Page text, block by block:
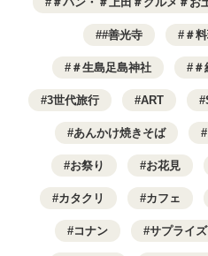
#善光寺 ＃
＃生島足島神社 ＃
3世代旅行 ART
あんかけ焼きそば
お祭り お花見
カタクリ カフェ
コナン サプライズ